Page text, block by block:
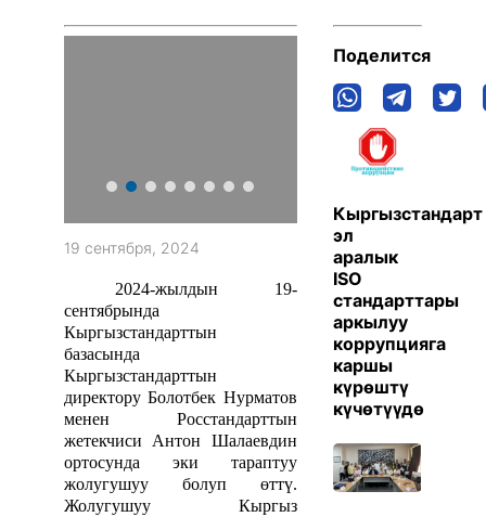
19 сентября, 2024
2024-жылдын 19-
сентябрында
Кыргызстандарттын
базасында
Кыргызстандарттын
директору Болотбек Нурматов
менен Росстандарттын
жетекчиси Антон Шалаевдин
ортосунда эки тараптуу
жолугушуу болуп өттү.
Жолугушуу Кыргыз
Поделится
Кыргызстандарт
эл
аралык
ISO
стандарттары
аркылуу
коррупцияга
каршы
күрөштү
күчөтүүдө